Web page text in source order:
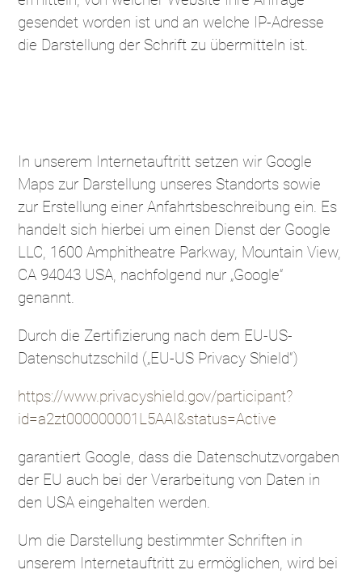
gesendet worden ist und an welche IP-Adresse
die Darstellung der Schrift zu übermitteln ist.
In unserem Internetauftritt setzen wir Google
Maps zur Darstellung unseres Standorts sowie
zur Erstellung einer Anfahrtsbeschreibung ein. Es
handelt sich hierbei um einen Dienst der Google
LLC, 1600 Amphitheatre Parkway, Mountain View,
CA 94043 USA, nachfolgend nur „Google“
genannt.
Durch die Zertifizierung nach dem EU-US-
Datenschutzschild („EU-US Privacy Shield“)
https://www.privacyshield.gov/participant?
id=a2zt000000001L5AAI&status=Active
garantiert Google, dass die Datenschutzvorgaben
der EU auch bei der Verarbeitung von Daten in
den USA eingehalten werden.
Um die Darstellung bestimmter Schriften in
unserem Internetauftritt zu ermöglichen, wird bei